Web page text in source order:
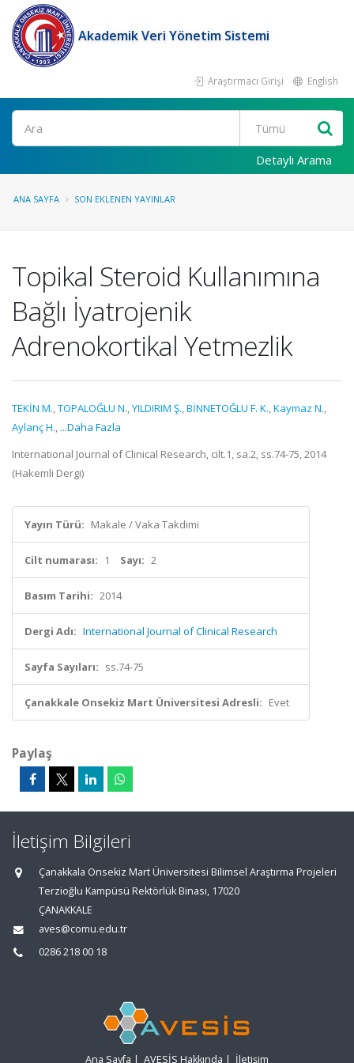
Akademik Veri Yönetim Sistemi
Araştırmacı Girişi English
Ara
Detaylı Arama
ANA SAYFA SON EKLENEN YAYINLAR
Topikal Steroid Kullanımına
Bağlı İyatrojenik
Adrenokortikal Yetmezlik
TEKİN M.,TOPALOĞLU N.,YILDIRIM Ş.,BİNNETOĞLU F. K.,Kaymaz N.,
Aylanç H., ...Daha Fazla
International Journal of Clinical Research, cilt.1, sa.2, ss.74-75, 2014
(Hakemli Dergi)
Yayın Türü: Makale / Vaka Takdimi
Cilt numarası: 1 Sayı: 2
Basım Tarihi: 2014
Dergi Adı: International Journal of Clinical Research
Sayfa Sayıları: ss.74-75
Çanakkale Onsekiz Mart Üniversitesi Adresli: Evet
Paylaş
İletişim Bilgileri
Çanakkala Onsekiz Mart Üniversitesi Bilimsel Araştırma Projeleri
Terzioğlu Kampüsü Rektörlük Binası, 17020
ÇANAKKALE
aves@comu.edu.tr
0286 218 00 18
Ana Sayfa | AVESİS Hakkında | İletişim